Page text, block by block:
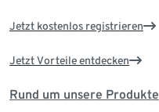
Jetzt kostenlos registrieren
Jetzt Vorteile entdecken
Rund um unsere Produkte